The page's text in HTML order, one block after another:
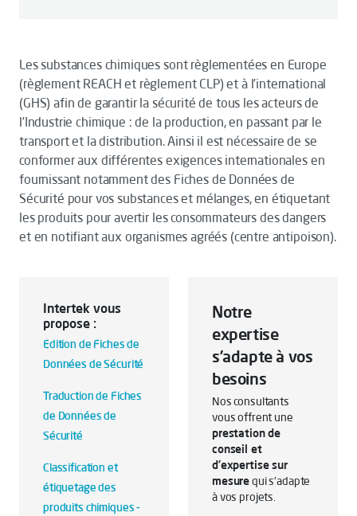
Les substances chimiques sont règlementées en Europe
(règlement REACH et règlement CLP) et à l’international
(GHS) afin de garantir la sécurité de tous les acteurs de
l’Industrie chimique : de la production, en passant par le
transport et la distribution. Ainsi il est nécessaire de se
conformer aux différentes exigences internationales en
fournissant notamment des Fiches de Données de
Sécurité pour vos substances et mélanges, en étiquetant
les produits pour avertir les consommateurs des dangers
et en notifiant aux organismes agréés (centre antipoison).
Intertek vous
propose :
Edition de Fiches de
Données de Sécurité
Traduction de Fiches
de Données de
Sécurité
Classification et
étiquetage des
produits chimiques -
Notre
expertise
s’adapte à vos
besoins
Nos consultants
vous offrent une
prestation de
conseil et
d’expertise sur
mesurequi s’adapte
à vos projets.